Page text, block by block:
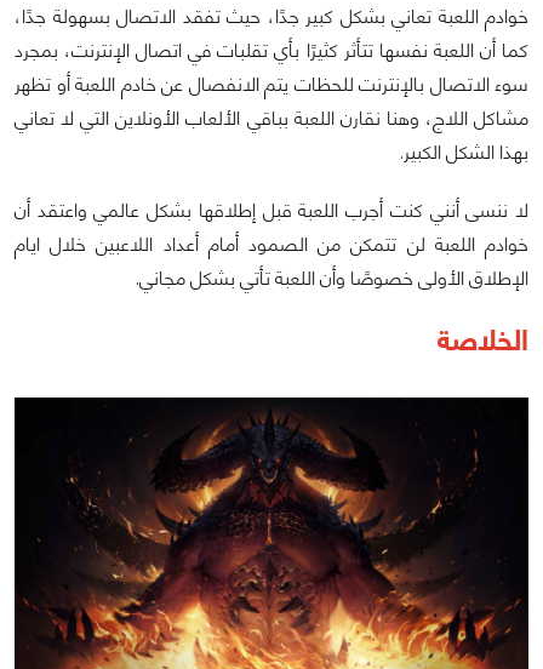
خوادم اللعبة تعاني بشكل كبير جدًا، حيث تفقد الاتصال بسهولة جدًا،
كما أن اللعبة نفسها تتأثر كثيرًا بأي تقلبات في اتصال الإنترنت، بمجرد
سوء الاتصال بالإنترنت للحظات يتم الانفصال عن خادم اللعبة أو تظهر
مشاكل اللاج، وهنا نقارن اللعبة بباقي الألعاب الأونلاين التي لا تعاني
بهذا الشكل الكبير.
لا ننسى أنني كنت أجرب اللعبة قبل إطلاقها بشكل عالمي واعتقد أن
خوادم اللعبة لن تتمكن من الصمود أمام أعداد اللاعبين خلال ايام
الإطلاق الأولى خصوصًا وأن اللعبة تأتي بشكل مجاني.
الخلاصة